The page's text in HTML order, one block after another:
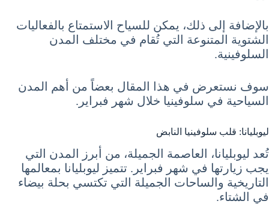
بالإضافة إلى ذلك، يمكن للسياح الاستمتاع بالفعاليات
الشتوية المتنوعة التي تُقام في مختلف المدن
السلوفينية.
سوف نستعرض في هذا المقال بعضاً من أهم المدن
السياحية في سلوفينيا خلال شهر فبراير.
ليوبليانا: قلب سلوفينيا النابض
تُعد ليوبليانا، العاصمة الجميلة، من أبرز المدن التي
يجب زيارتها في شهر فبراير. تتميز ليوبليانا بمعالمها
التاريخية والساحات الجميلة التي تكتسي بحلة بيضاء
في الشتاء.